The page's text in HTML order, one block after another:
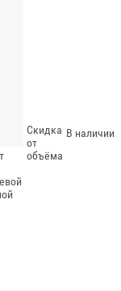
Скидка
от
объёма
В наличии